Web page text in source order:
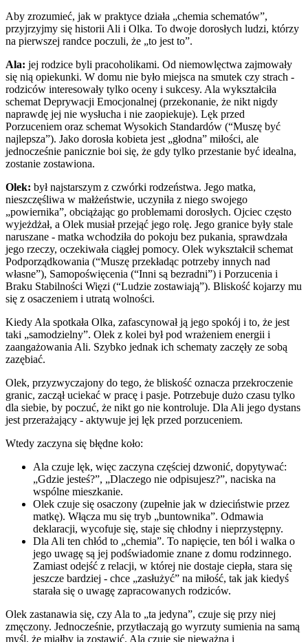
Aby zrozumieć, jak w praktyce działa „chemia schematów”,
przyjrzyjmy się historii Ali i Olka. To dwoje dorosłych ludzi, którzy
na pierwszej randce poczuli, że „to jest to”.
Ala: jej rodzice byli pracoholikami. Od niemowlęctwa zajmowały
się nią opiekunki. W domu nie było miejsca na smutek czy strach -
rodziców interesowały tylko oceny i sukcesy. Ala wykształciła
schemat Deprywacji Emocjonalnej (przekonanie, że nikt nigdy
naprawdę jej nie wysłucha i nie zaopiekuje). Lęk przed
Porzuceniem oraz schemat Wysokich Standardów (“Muszę być
najlepsza”). Jako dorosła kobieta jest „głodna” miłości, ale
jednocześnie panicznie boi się, że gdy tylko przestanie być idealna,
zostanie zostawiona.
Olek: był najstarszym z czwórki rodzeństwa. Jego matka,
nieszczęśliwa w małżeństwie, uczyniła z niego swojego
„powiernika”, obciążając go problemami dorosłych. Ojciec często
wyjeżdżał, a Olek musiał przejąć jego rolę. Jego granice były stale
naruszane - matka wchodziła do pokoju bez pukania, sprawdzała
jego rzeczy, oczekiwała ciągłej pomocy. Olek wykształcił schemat
Podporządkowania (“Muszę przekładąc potrzeby innych nad
własne”), Samopoświęcenia (“Inni są bezradni”) i Porzucenia i
Braku Stabilności Więzi (“Ludzie zostawiają”). Bliskość kojarzy mu
się z osaczeniem i utratą wolności.
Kiedy Ala spotkała Olka, zafascynował ją jego spokój i to, że jest
taki „samodzielny”. Olek z kolei był pod wrażeniem energii i
zaangażowania Ali. Szybko jednak ich schematy zaczęły ze sobą
zazębiać.
Olek, przyzwyczajony do tego, że bliskość oznacza przekroczenie
granic, zaczął uciekać w pracę i pasje. Potrzebuje dużo czasu tylko
dla siebie, by poczuć, że nikt go nie kontroluje. Dla Ali jego dystans
jest przerażający - aktywuje jej lęk przed porzuceniem.
Wtedy zaczyna się błędne koło:
Ala czuje lęk, więc zaczyna częściej dzwonić, dopytywać:
„Gdzie jesteś?”, „Dlaczego nie odpisujesz?”, naciska na
wspólne mieszkanie.
Olek czuje się osaczony (zupełnie jak w dzieciństwie przez
matkę). Włącza mu się tryb „buntownika”. Odmawia
deklaracji, wycofuje się, staje się chłodny i nieprzystępny.
Dla Ali ten chłód to „chemia”. To napięcie, ten ból i walka o
jego uwagę są jej podświadomie znane z domu rodzinnego.
Zamiast odejść z relacji, w której nie dostaje ciepła, stara się
jeszcze bardziej - chce „zasłużyć” na miłość, tak jak kiedyś
starała się o uwagę zapracowanych rodziców.
Olek zastanawia się, czy Ala to „ta jedyna”, czuje się przy niej
zmęczony. Jednocześnie, przytłaczają go wyrzuty sumienia na samą
myśl, że miałby ją zostawić. Ala czuje się nieważna i